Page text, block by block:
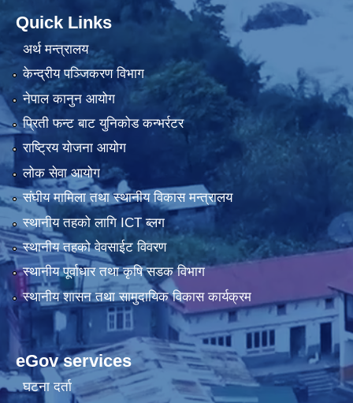
Quick Links
अर्थ मन्त्रालय
केन्द्रीय पञ्जिकरण विभाग
नेपाल कानुन आयोग
प्रिती फन्ट बाट युनिकोड कन्भर्रटर
राष्ट्रिय योजना आयोग
लोक सेवा आयोग
संघीय मामिला तथा स्थानीय विकास मन्त्रालय
स्थानीय तहको लागि ICT ब्लग
स्थानीय तहको वेवसाईट विवरण
स्थानीय पूर्वाधार तथा कृषि सडक विभाग
स्थानीय शासन तथा सामुदायिक विकास कार्यक्रम
eGov services
घटना दर्ता